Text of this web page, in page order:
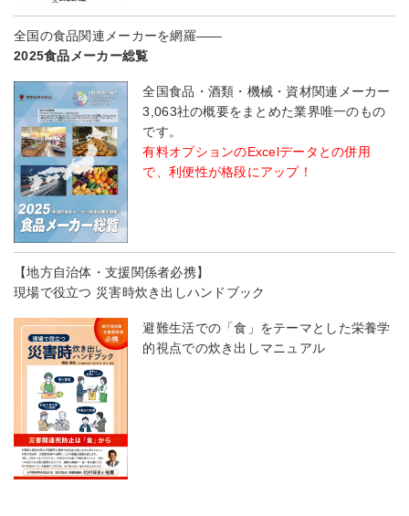
全国の食品関連メーカーを網羅――
2025食品メーカー総覧
全国食品・酒類・機械・資材関連メーカー
3,063社の概要をまとめた業界唯一のもの
です。
有料オプションのExcelデータとの併用
で、利便性が格段にアップ！
【地方自治体・支援関係者必携】
現場で役立つ 災害時炊き出しハンドブック
避難生活での「食」をテーマとした栄養学
的視点での炊き出しマニュアル